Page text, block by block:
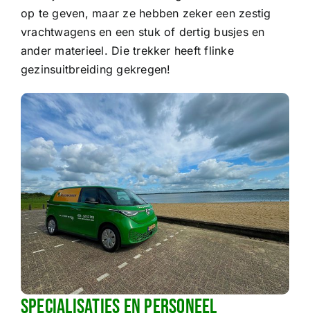
op te geven, maar ze hebben zeker een zestig
vrachtwagens en een stuk of dertig busjes en
ander materieel. Die trekker heeft flinke
gezinsuitbreiding gekregen!
Specialisaties en personeel